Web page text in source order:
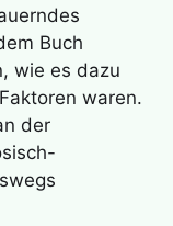
Buch
wie es dazu
waren.
der